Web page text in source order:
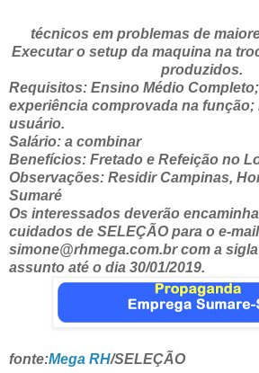
técnicos em problemas de
Executar o setup da maquina na
produzidos.
Requisitos: Ensino Médio
experiência comprovada na função;
usuário.
Salário: a combinar
Benefícios: Fretado e Refeição no
Observações: Residir Campinas,
Sumaré
Os interessados deverão
cuidados de SELEÇÃO para o e-mail
simone@rhmega.com.br com a
assunto até o dia 30/01/2019.
fonte:Mega RH/SELEÇÃO